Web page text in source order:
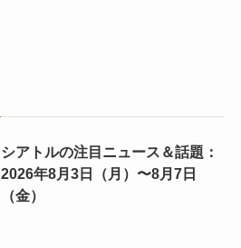
シアトルの注目ニュース＆話題：
2026年8月3日（月）〜8月7日
（金）